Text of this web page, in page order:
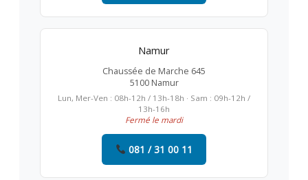
Namur
Chaussée de Marche 645
5100 Namur
Lun, Mer-Ven : 08h-12h / 13h-18h · Sam : 09h-12h /
13h-16h
Fermé le mardi
081 / 31 00 11